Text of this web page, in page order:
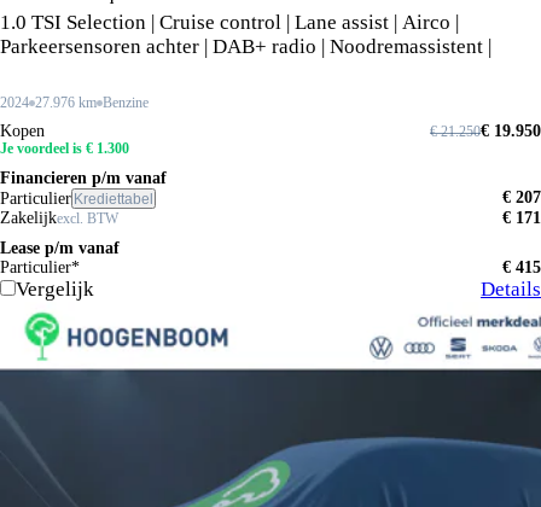
1.0 TSI Selection | Cruise control | Lane assist | Airco |
Parkeersensoren achter | DAB+ radio | Noodremassistent |
2024 27.976 km Benzine
Kopen € 19.950
€ 21.250
Je voordeel is € 1.300
Financieren p/m vanaf
Particulier Krediettabel
€ 207
Zakelijkexcl. BTW
€ 171
Lease p/m vanaf
Particulier*
€ 415
Vergelijk Details